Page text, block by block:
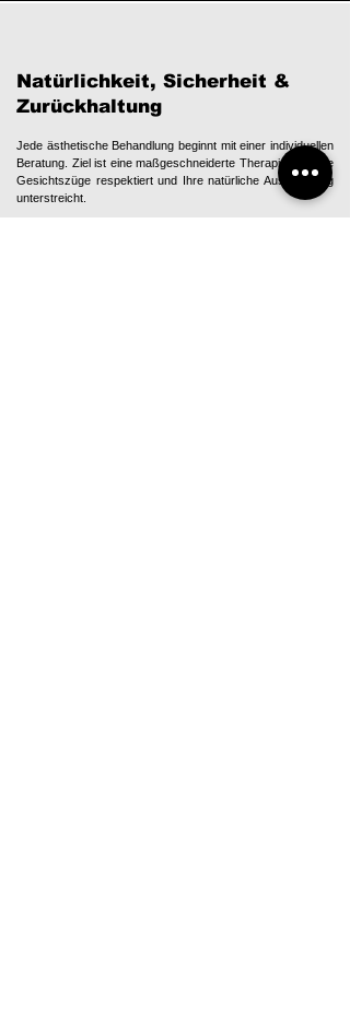
Natürlichkeit, Sicherheit &
Zurückhaltung
Jede ästhetische Behandlung beginnt mit einer individuellen
Beratung. Ziel ist eine maßgeschneiderte Therapie, die Ihre
Gesichtszüge respektiert und Ihre natürliche Ausstrahlung
unterstreicht.